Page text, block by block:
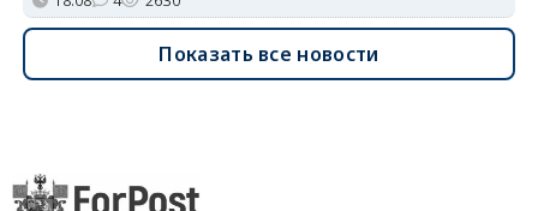
Показать все новости